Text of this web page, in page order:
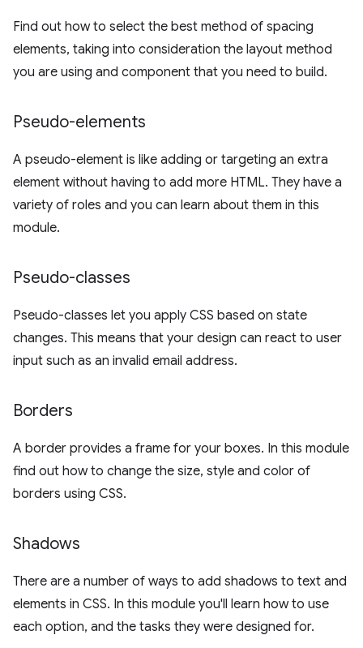
Find out how to select the best method of spacing
elements, taking into consideration the layout method
you are using and component that you need to build.
Pseudo-elements
A pseudo-element is like adding or targeting an extra
element without having to add more HTML. They have a
variety of roles and you can learn about them in this
module.
Pseudo-classes
Pseudo-classes let you apply CSS based on state
changes. This means that your design can react to user
input such as an invalid email address.
Borders
A border provides a frame for your boxes. In this module
find out how to change the size, style and color of
borders using CSS.
Shadows
There are a number of ways to add shadows to text and
elements in CSS. In this module you'll learn how to use
each option, and the tasks they were designed for.